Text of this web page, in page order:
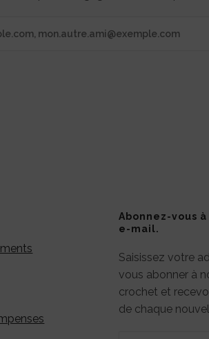
Abonnez-vous
e-mail.
Saisissez votre
vous abonner à
crochet et
de chaque